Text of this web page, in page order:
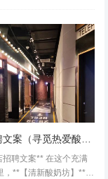
疗常见病及多发
外，该医院还注重
评估其团队合作和
中医专硕在求职
、专业技能到综合
满足招聘方的需
。无论您是希望在
域深耕细作，明确
天地中找到属于自
酸奶店招聘文案（寻觅热爱酸奶的你：加入我们，共创美味之旅！）
聘文案** 在这个充满
，**【清新酸奶坊】**正